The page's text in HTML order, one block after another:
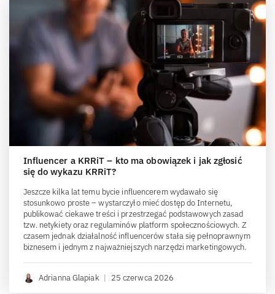
Influencer a KRRiT – kto ma obowiązek i jak zgłosić
się do wykazu KRRiT?
Jeszcze kilka lat temu bycie influencerem wydawało się
stosunkowo proste – wystarczyło mieć dostęp do Internetu,
publikować ciekawe treści i przestrzegać podstawowych zasad
tzw. netykiety oraz regulaminów platform społecznościowych. Z
czasem jednak działalność influencerów stała się pełnoprawnym
biznesem i jednym z najważniejszych narzędzi marketingowych.
Adrianna Glapiak | 25 czerwca 2026